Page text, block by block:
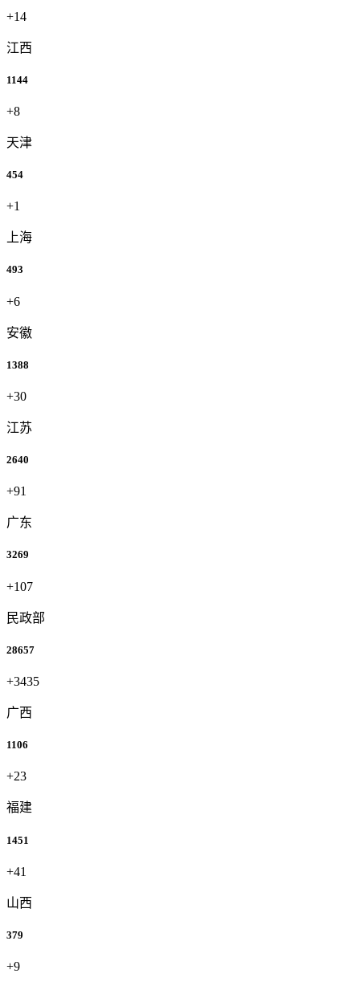
+14
江西
1144
+8
天津
454
+1
上海
493
+6
安徽
1388
+30
江苏
2640
+91
广东
3269
+107
民政部
28657
+3435
广西
1106
+23
福建
1451
+41
山西
379
+9